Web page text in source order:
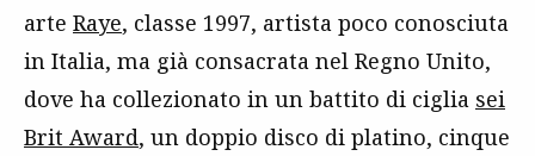
arte Raye, classe 1997, artista poco conosciuta
in Italia, ma già consacrata nel Regno Unito,
dove ha collezionato in un battito di ciglia sei
Brit Award, un doppio disco di platino, cinque